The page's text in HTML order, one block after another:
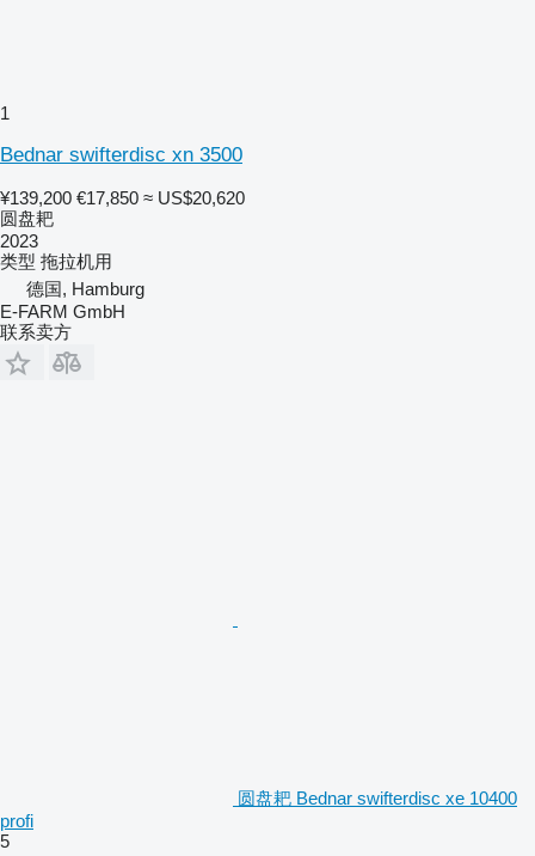
1
Bednar swifterdisc xn 3500
¥139,200 €17,850 ≈ US$20,620
圆盘耙
2023
类型 拖拉机用
德国, Hamburg
E-FARM GmbH
联系卖方
圆盘耙 Bednar swifterdisc xe 10400
profi
5